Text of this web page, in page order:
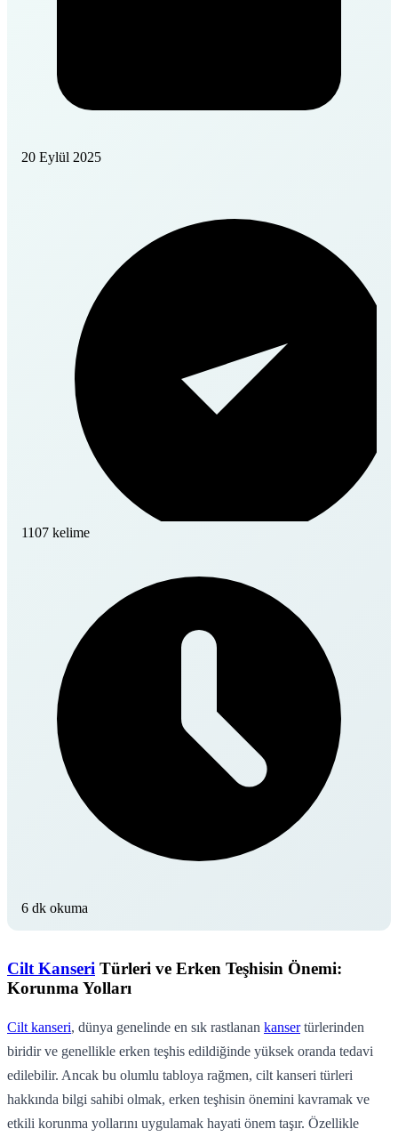
20 Eylül 2025
1107 kelime
6 dk okuma
Cilt Kanseri Türleri ve Erken Teşhisin Önemi:
Korunma Yolları
Cilt kanseri, dünya genelinde en sık rastlanan kansertürlerinden
biridir ve genellikle erken teşhis edildiğinde yüksek oranda tedavi
edilebilir. Ancak bu olumlu tabloya rağmen, cilt kanseri türleri
hakkında bilgi sahibi olmak, erken teşhisin önemini kavramak ve
etkili korunma yollarını uygulamak hayati önem taşır. Özellikle